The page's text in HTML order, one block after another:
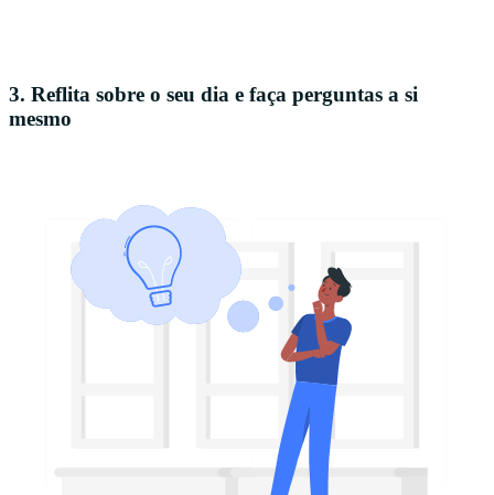
3. Reflita sobre o seu dia e faça perguntas a si
mesmo